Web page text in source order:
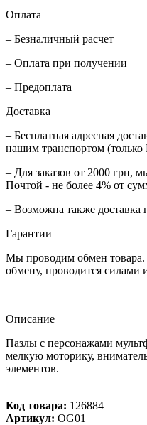
Оплата
– Безналичный расчет
– Оплата при получении
– Предоплата
Доставка
– Бесплатная адресная
нашим транспортом (только
– Для заказов от 2000 грн,
Почтой - не более 4% от
– Возможна также доставка
Гарантии
Мы проводим обмен товара.
обмену, проводится силами
Описание
Пазлы с персонажами
мелкую моторику,
элементов.
Код товара: 126884
Артикул: OG01